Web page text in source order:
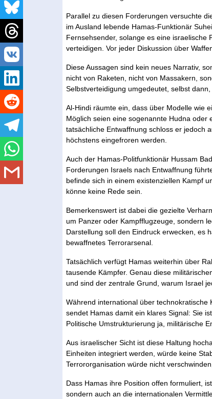
Parallel zu diesen Forderungen versuchte
im Ausland lebende Hamas-Funktionär
Fernsehsender, solange es eine israelische
verteidigen. Vor jeder Diskussion über
Diese Aussagen sind kein neues Narrativ,
nicht von Raketen, nicht von Massakern,
Selbstverteidigung umgedeutet, selbst
Al-Hindi räumte ein, dass über Modelle wie
Möglich seien eine sogenannte Hudna oder
tatsächliche Entwaffnung schloss er jedoch
höchstens eingefroren werden.
Auch der Hamas-Politfunktionär Hussam
Forderungen Israels nach Entwaffnung
befinde sich in einem existenziellen Kampf
könne keine Rede sein.
Bemerkenswert ist dabei die gezielte
um Panzer oder Kampfflugzeuge, sondern
Darstellung soll den Eindruck erwecken, es
bewaffnetes Terrorarsenal.
Tatsächlich verfügt Hamas weiterhin über
tausende Kämpfer. Genau diese
und sind der zentrale Grund, warum Israel
Während international über technokratische
sendet Hamas damit ein klares Signal: Sie
Politische Umstrukturierung ja, militärische
Aus israelischer Sicht ist diese Haltung
Einheiten integriert werden, würde keine
Terrororganisation würde nicht
Dass Hamas ihre Position offen formuliert,
sondern auch an die internationalen